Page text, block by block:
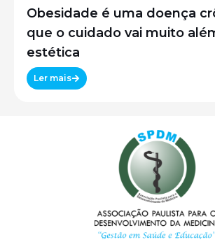
Obesidade é uma doença
que o cuidado vai muito
estética
Ler mais